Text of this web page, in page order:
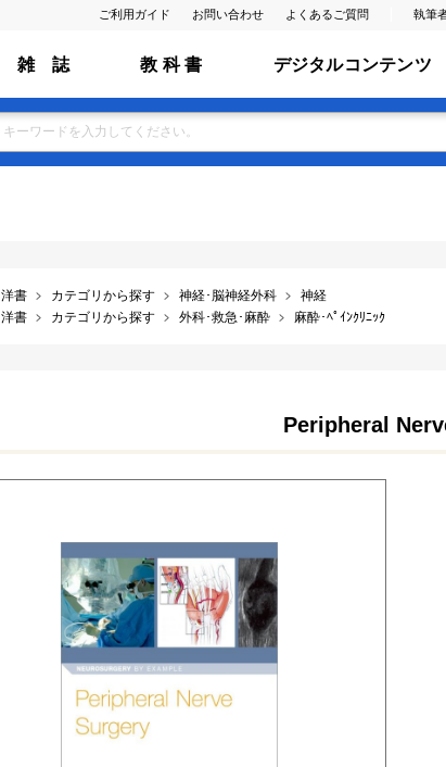
ご利用ガイド お問い合わせ よくあるご質問 執筆
雑 誌 教 科 書 デジタルコンテンツ
洋書 カテゴリから探す 神経･脳神経外科
神経
洋書 カテゴリから探す 外科･救急･麻酔 麻酔･ﾍﾟｲﾝｸﾘﾆｯｸ
Peripheral